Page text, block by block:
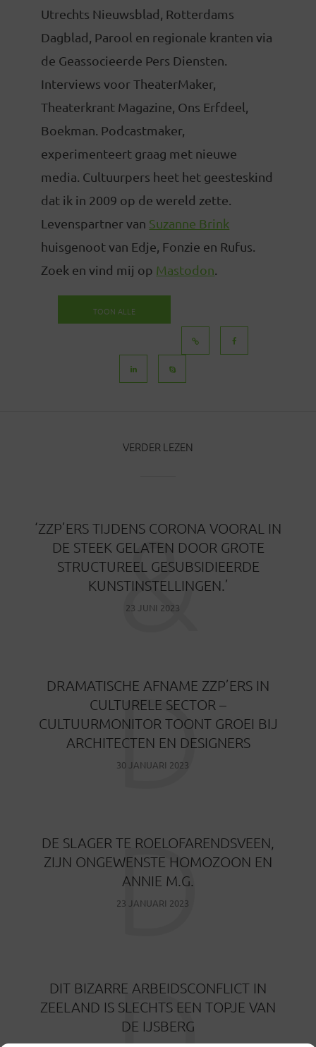
Utrechts Nieuwsblad, Rotterdams
Dagblad, Parool en regionale kranten via
de Geassocieerde Pers Diensten.
Interviews voor TheaterMaker,
Theaterkrant Magazine, Ons Erfdeel,
Boekman. Podcastmaker,
experimenteert graag met nieuwe
media. Cultuurpers heet het geesteskind
dat ik in 2009 op de wereld zette.
Levenspartner van Suzanne Brink
huisgenoot van Edje, Fonzie en Rufus.
Zoek en vind mij op Mastodon.
TOON ALLE
VERDER LEZEN
‘ZZP’ERS TIJDENS CORONA VOORAL IN
DE STEEK GELATEN DOOR GROTE
STRUCTUREEL GESUBSIDIEERDE
KUNSTINSTELLINGEN.’
23 JUNI 2023
&
DRAMATISCHE AFNAME ZZP’ERS IN
CULTURELE SECTOR –
CULTUURMONITOR TOONT GROEI BIJ
ARCHITECTEN EN DESIGNERS
30 JANUARI 2023
D
DE SLAGER TE ROELOFARENDSVEEN,
ZIJN ONGEWENSTE HOMOZOON EN
ANNIE M.G.
23 JANUARI 2023
D
DIT BIZARRE ARBEIDSCONFLICT IN
ZEELAND IS SLECHTS EEN TOPJE VAN
DE IJSBERG